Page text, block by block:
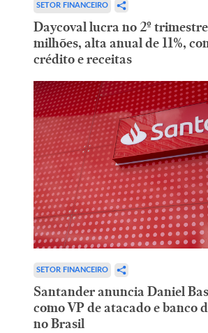
SETOR FINANCEIRO
Daycoval lucra no 2º
milhões, alta anual de 11%,
crédito e receitas
SETOR FINANCEIRO
Santander anuncia Daniel
como VP de atacado e banco
no Brasil